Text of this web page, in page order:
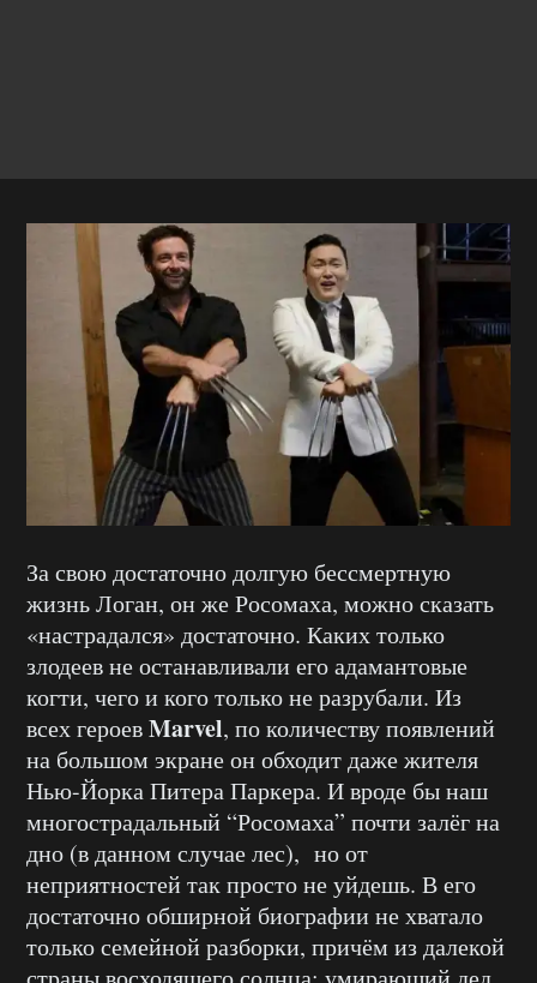
За свою достаточно долгую бессмертную
жизнь Логан, он же Росомаха, можно сказать
«настрадался» достаточно. Каких только
злодеев не останавливали его адамантовые
когти, чего и кого только не разрубали. Из
всех героевMarvel, по количеству появлений
на большом экране он обходит даже жителя
Нью-Йорка Питера Паркера. И вроде бы наш
многострадальный “Росомаха” почти залёг на
дно (в данном случае лес), но от
неприятностей так просто не уйдешь. В его
достаточно обширной биографии не хватало
только семейной разборки, причём из далекой